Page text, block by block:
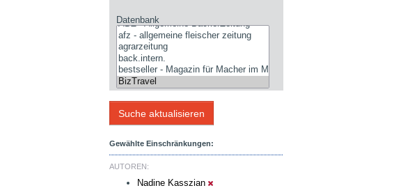
Datenbank
Gewählte Einschränkungen:
AUTOREN:
Nadine Kasszian